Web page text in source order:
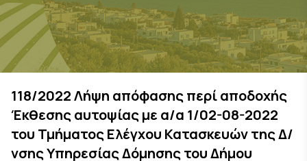
118/2022 Λήψη απόφασης περί αποδοχής
Έκθεσης αυτοψίας με α/α 1/02-08-2022
του Τμήματος Ελέγχου Κατασκευών της Δ/
νσης Υπηρεσίας Δόμησης του Δήμου